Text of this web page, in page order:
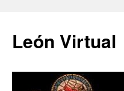
León Virtual